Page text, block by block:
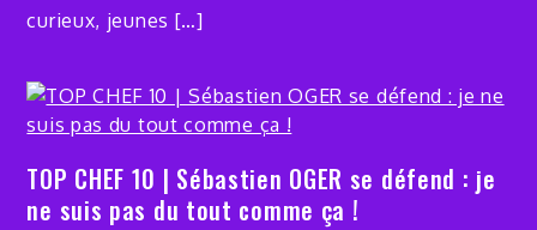
curieux, jeunes […]
TOP CHEF 10 | Sébastien OGER se défend : je
ne suis pas du tout comme ça !